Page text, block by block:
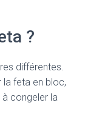
?
différentes.
feta en bloc,
congeler la